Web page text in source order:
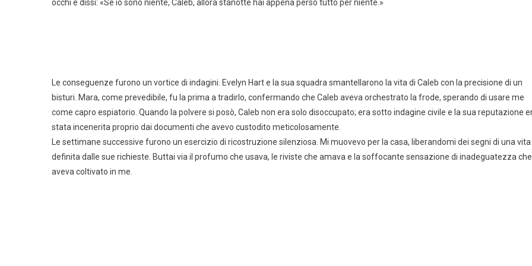
occhi e dissi: «Se io sono niente, Caleb, allora stanotte hai appena perso tutto per niente.»
Le conseguenze furono un vortice di indagini. Evelyn Hart e la sua squadra smantellarono la vita di Caleb con la precisione di un
bisturi. Mara, come prevedibile, fu la prima a tradirlo, confermando che Caleb aveva orchestrato la frode, sperando di usare me
come capro espiatorio. Quando la polvere si posò, Caleb non era solo disoccupato; era sotto indagine civile e la sua reputazione
stata incenerita proprio dai documenti che avevo custodito meticolosamente.
Le settimane successive furono un esercizio di ricostruzione silenziosa. Mi muovevo per la casa, liberandomi dei segni di una vita
definita dalle sue richieste. Buttai via il profumo che usava, le riviste che amava e la soffocante sensazione di inadeguatezza che
aveva coltivato in me.